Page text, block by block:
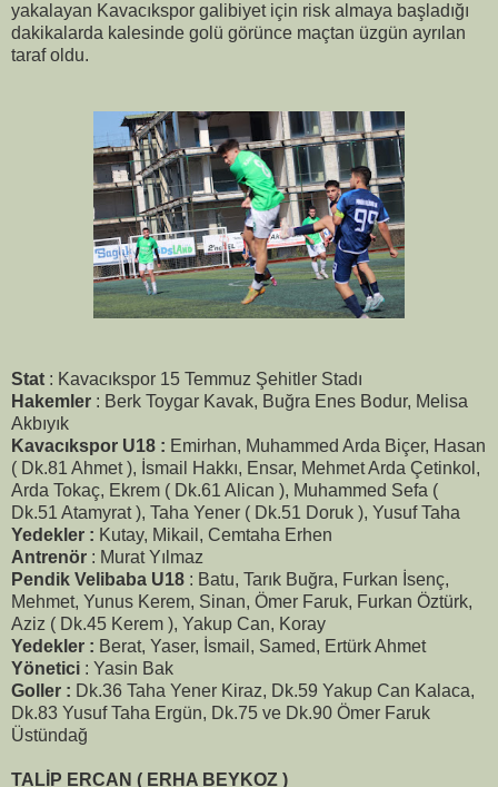
yakalayan Kavacıkspor galibiyet için risk almaya başladığı
dakikalarda kalesinde golü görünce maçtan üzgün ayrılan
taraf oldu.
Stat : Kavacıkspor 15 Temmuz Şehitler Stadı
Hakemler : Berk Toygar Kavak, Buğra Enes Bodur, Melisa
Akbıyık
Kavacıkspor U18 : Emirhan, Muhammed Arda Biçer, Hasan
( Dk.81 Ahmet ), İsmail Hakkı, Ensar, Mehmet Arda Çetinkol,
Arda Tokaç, Ekrem ( Dk.61 Alican ), Muhammed Sefa (
Dk.51 Atamyrat ), Taha Yener ( Dk.51 Doruk ), Yusuf Taha
Yedekler : Kutay, Mikail, Cemtaha Erhen
Antrenör : Murat Yılmaz
Pendik Velibaba U18 : Batu, Tarık Buğra, Furkan İsenç,
Mehmet, Yunus Kerem, Sinan, Ömer Faruk, Furkan Öztürk,
Aziz ( Dk.45 Kerem ), Yakup Can, Koray
Yedekler : Berat, Yaser, İsmail, Samed, Ertürk Ahmet
Yönetici : Yasin Bak
Goller : Dk.36 Taha Yener Kiraz, Dk.59 Yakup Can Kalaca,
Dk.83 Yusuf Taha Ergün, Dk.75 ve Dk.90 Ömer Faruk
Üstündağ
TALİP ERCAN ( ERHA BEYKOZ )